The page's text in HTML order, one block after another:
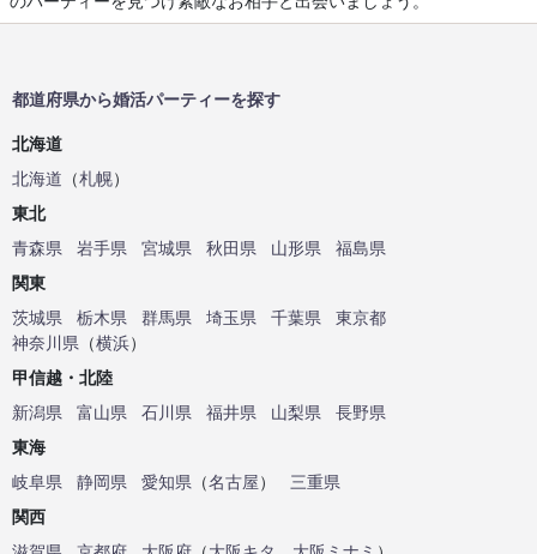
都道府県から婚活パーティーを探す
北海道
北海道 （札幌）
東北
青森県
岩手県 宮城県 秋田県 山形県
福島県
関東
茨城県
栃木県 群馬県 埼玉県 千葉県
東京都
神奈川県 （横浜）
甲信越・北陸
新潟県
富山県 石川県 福井県 山梨県
長野県
東海
岐阜県
静岡県 愛知県 （名古屋）
三重県
関西